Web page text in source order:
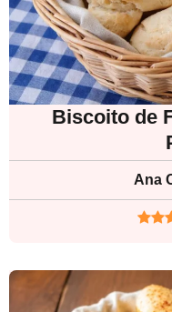
Biscoito de
Ana